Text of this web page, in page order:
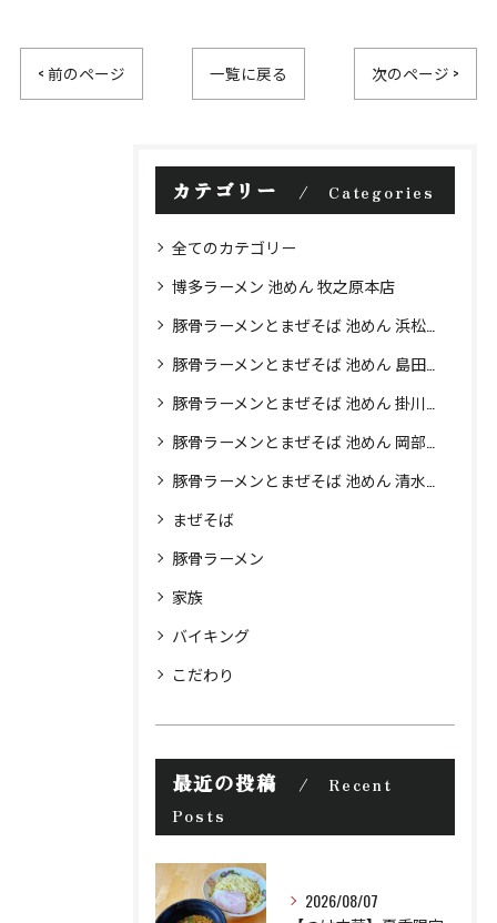
< 前のページ 一覧に戻る 次のページ >
カテゴリー Categories
全てのカテゴリー
博多ラーメン 池めん 牧之原本店
豚骨ラーメンとまぜそば 池めん 浜松店
豚骨ラーメンとまぜそば 池めん 島田店
豚骨ラーメンとまぜそば 池めん 掛川店
豚骨ラーメンとまぜそば 池めん 岡部店
豚骨ラーメンとまぜそば 池めん 清水町店
まぜそば
豚骨ラーメン
家族
バイキング
こだわり
最近の投稿
Recent
Posts
2026/08/07